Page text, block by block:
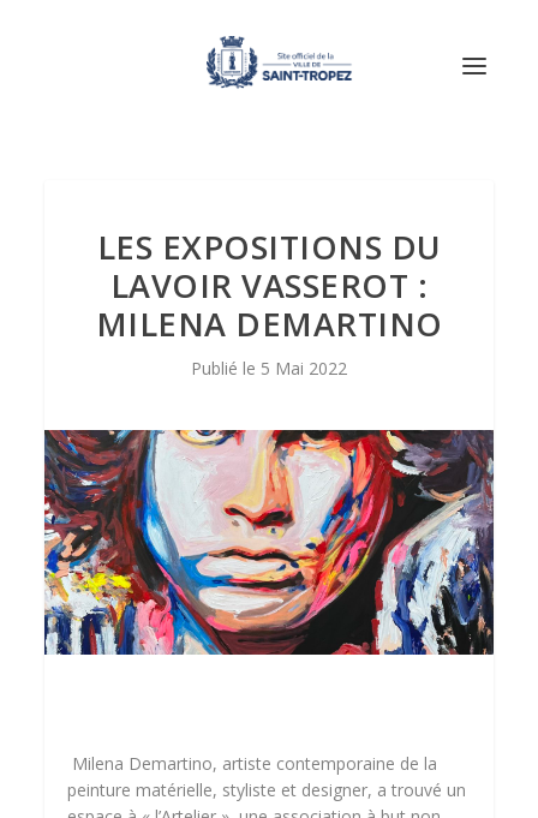
LES EXPOSITIONS DU
LAVOIR VASSEROT :
MILENA DEMARTINO
5 Mai 2022
Milena Demartino, artiste contemporaine de la
peinture matérielle, styliste et designer, a trouvé un